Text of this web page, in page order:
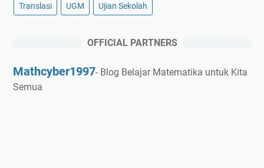
Translasi UGM Ujian Sekolah
OFFICIAL PARTNERS
Mathcyber1997- Blog Belajar Matematika untuk Kita
Semua